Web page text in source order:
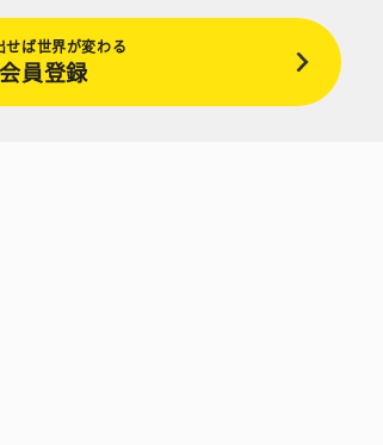
せば世界が変わる
員登録